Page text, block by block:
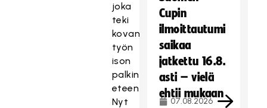
joka
teki
kovan
työn
ison
palkinnon
eteen.
Nyt
Cupin
ilmoittautumi
saikaa
jatkettu 16.8.
asti – vielä
ehtii mukaan
07.08.2026